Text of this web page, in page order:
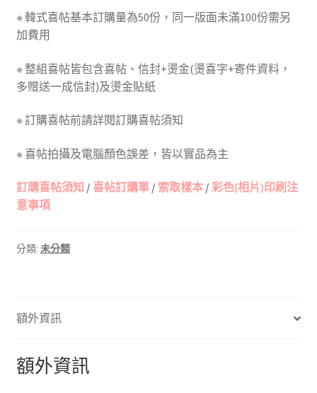
※ 韓式喜帖基本訂購量為50份，同一版面未滿100份需另
加費用
※ 整組喜帖皆包含喜帖、信封+燙金(燙喜字+寄件資料，
多贈送一成信封)及燙金貼紙
※ 訂購喜帖前請詳閱訂購喜帖須知
※ 喜帖拍攝及電腦顏色誤差，皆以實品為主
訂購喜帖須知 / 喜帖訂購單/ 索取樣本/ 彩色(相片)印刷注
意事項
分類: 未分類
額外資訊
額外資訊